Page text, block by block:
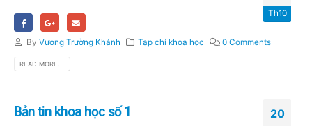
Th10
By Vương Trường Khánh Tạp chí khoa học 0 Comments
READ MORE...
20
Bản tin khoa học số 1